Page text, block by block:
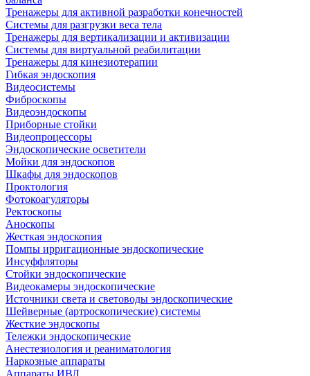
Тренажеры для активной разработки конечностей
Системы для разгрузки веса тела
Тренажеры для вертикализации и активизации
Системы для виртуальной реабилитации
Тренажеры для кинезиотерапии
Гибкая эндоскопия
Видеосистемы
Фиброскопы
Видеоэндоскопы
Приборные стойки
Видеопроцессоры
Эндоскопические осветители
Мойки для эндоскопов
Шкафы для эндоскопов
Проктология
Фотокоагуляторы
Ректоскопы
Аноскопы
Жесткая эндоскопия
Помпы ирригационные эндоскопические
Инсуффляторы
Стойки эндоскопические
Видеокамеры эндоскопические
Источники света и световоды эндоскопические
Шейверные (артроскопические) системы
Жесткие эндоскопы
Тележки эндоскопические
Анестезиология и реаниматология
Наркозные аппараты
Аппараты ИВЛ